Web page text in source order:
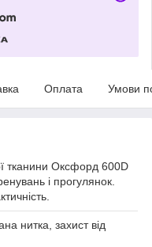
Оплата Умови
тканини Оксфорд 600D
і прогулянок.
нитка, захист від